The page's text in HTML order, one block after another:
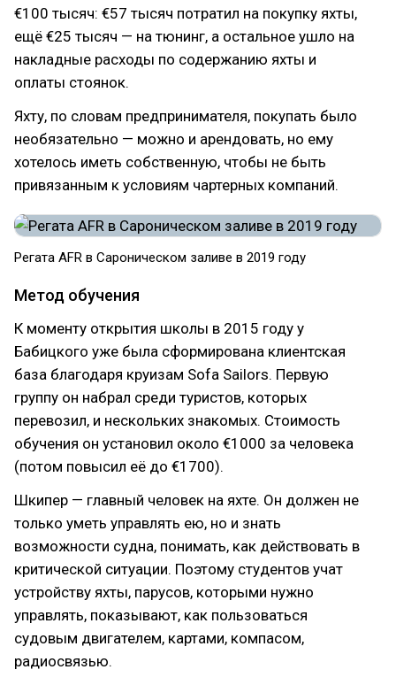
€100 тысяч: €57 тысяч потратил на покупку яхты,
ещё €25 тысяч — на тюнинг, а остальное ушло на
накладные расходы по содержанию яхты и
оплаты стоянок.
Яхту, по словам предпринимателя, покупать было
необязательно — можно и арендовать, но ему
хотелось иметь собственную, чтобы не быть
привязанным к условиям чартерных компаний.
Регата AFR в Сароническом заливе в 2019 году
Метод обучения
К моменту открытия школы в 2015 году у
Бабицкого уже была сформирована клиентская
база благодаря круизам Sofa Sailors. Первую
группу он набрал среди туристов, которых
перевозил, и нескольких знакомых. Стоимость
обучения он установил около €1000 за человека
(потом повысил её до €1700).
Шкипер — главный человек на яхте. Он должен не
только уметь управлять ею, но и знать
возможности судна, понимать, как действовать в
критической ситуации. Поэтому студентов учат
устройству яхты, парусов, которыми нужно
управлять, показывают, как пользоваться
судовым двигателем, картами, компасом,
радиосвязью.